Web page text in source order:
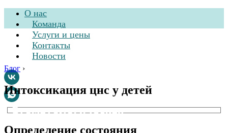
О нас
Команда
Услуги и цены
Контакты
Новости
Стоматологическая
клиника
Блог ›
Интоксикация цнс у детей
Определение состояния